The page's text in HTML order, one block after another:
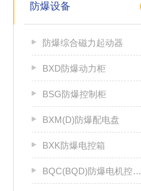
防爆设备
防爆综合磁力起动器
BXD防爆动力柜
BSG防爆控制柜
BXM(D)防爆配电盘
BXK防爆电控箱
BQC(BQD)防爆电机控制器